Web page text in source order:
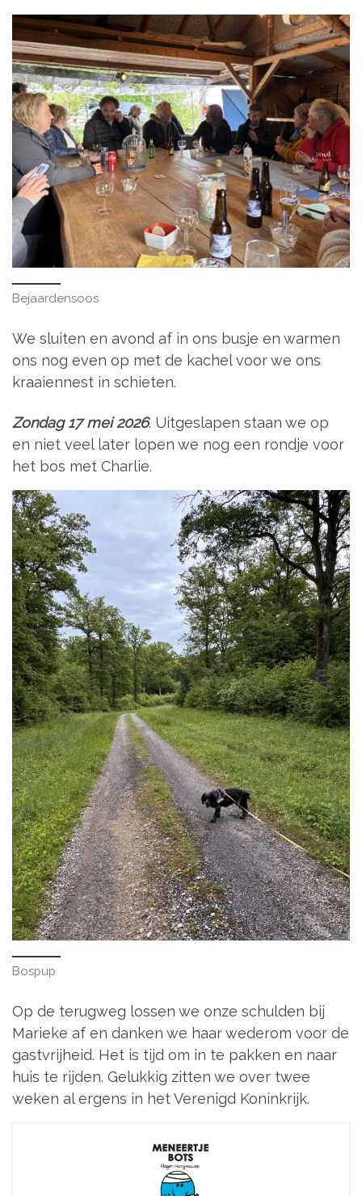
Bejaardensoos
We sluiten en avond af in ons busje en warmen
ons nog even op met de kachel voor we ons
kraaiennest in schieten.
Zondag 17 mei 2026. Uitgeslapen staan we op
en niet veel later lopen we nog een rondje voor
het bos met Charlie.
Bospup
Op de terugweg lossen we onze schulden bij
Marieke af en danken we haar wederom voor de
gastvrijheid. Het is tijd om in te pakken en naar
huis te rijden. Gelukkig zitten we over twee
weken al ergens in het Verenigd Koninkrijk.